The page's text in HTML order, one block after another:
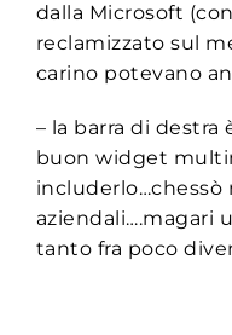
dalla Microsoft
reclamizzato sul
carino potevano
– la barra di destra
buon widget
includerlo…chessò
aziendali….magari
tanto fra poco